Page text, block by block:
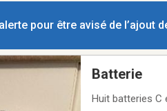
pour être avisé de l’ajout
Batterie
Huit batteries C